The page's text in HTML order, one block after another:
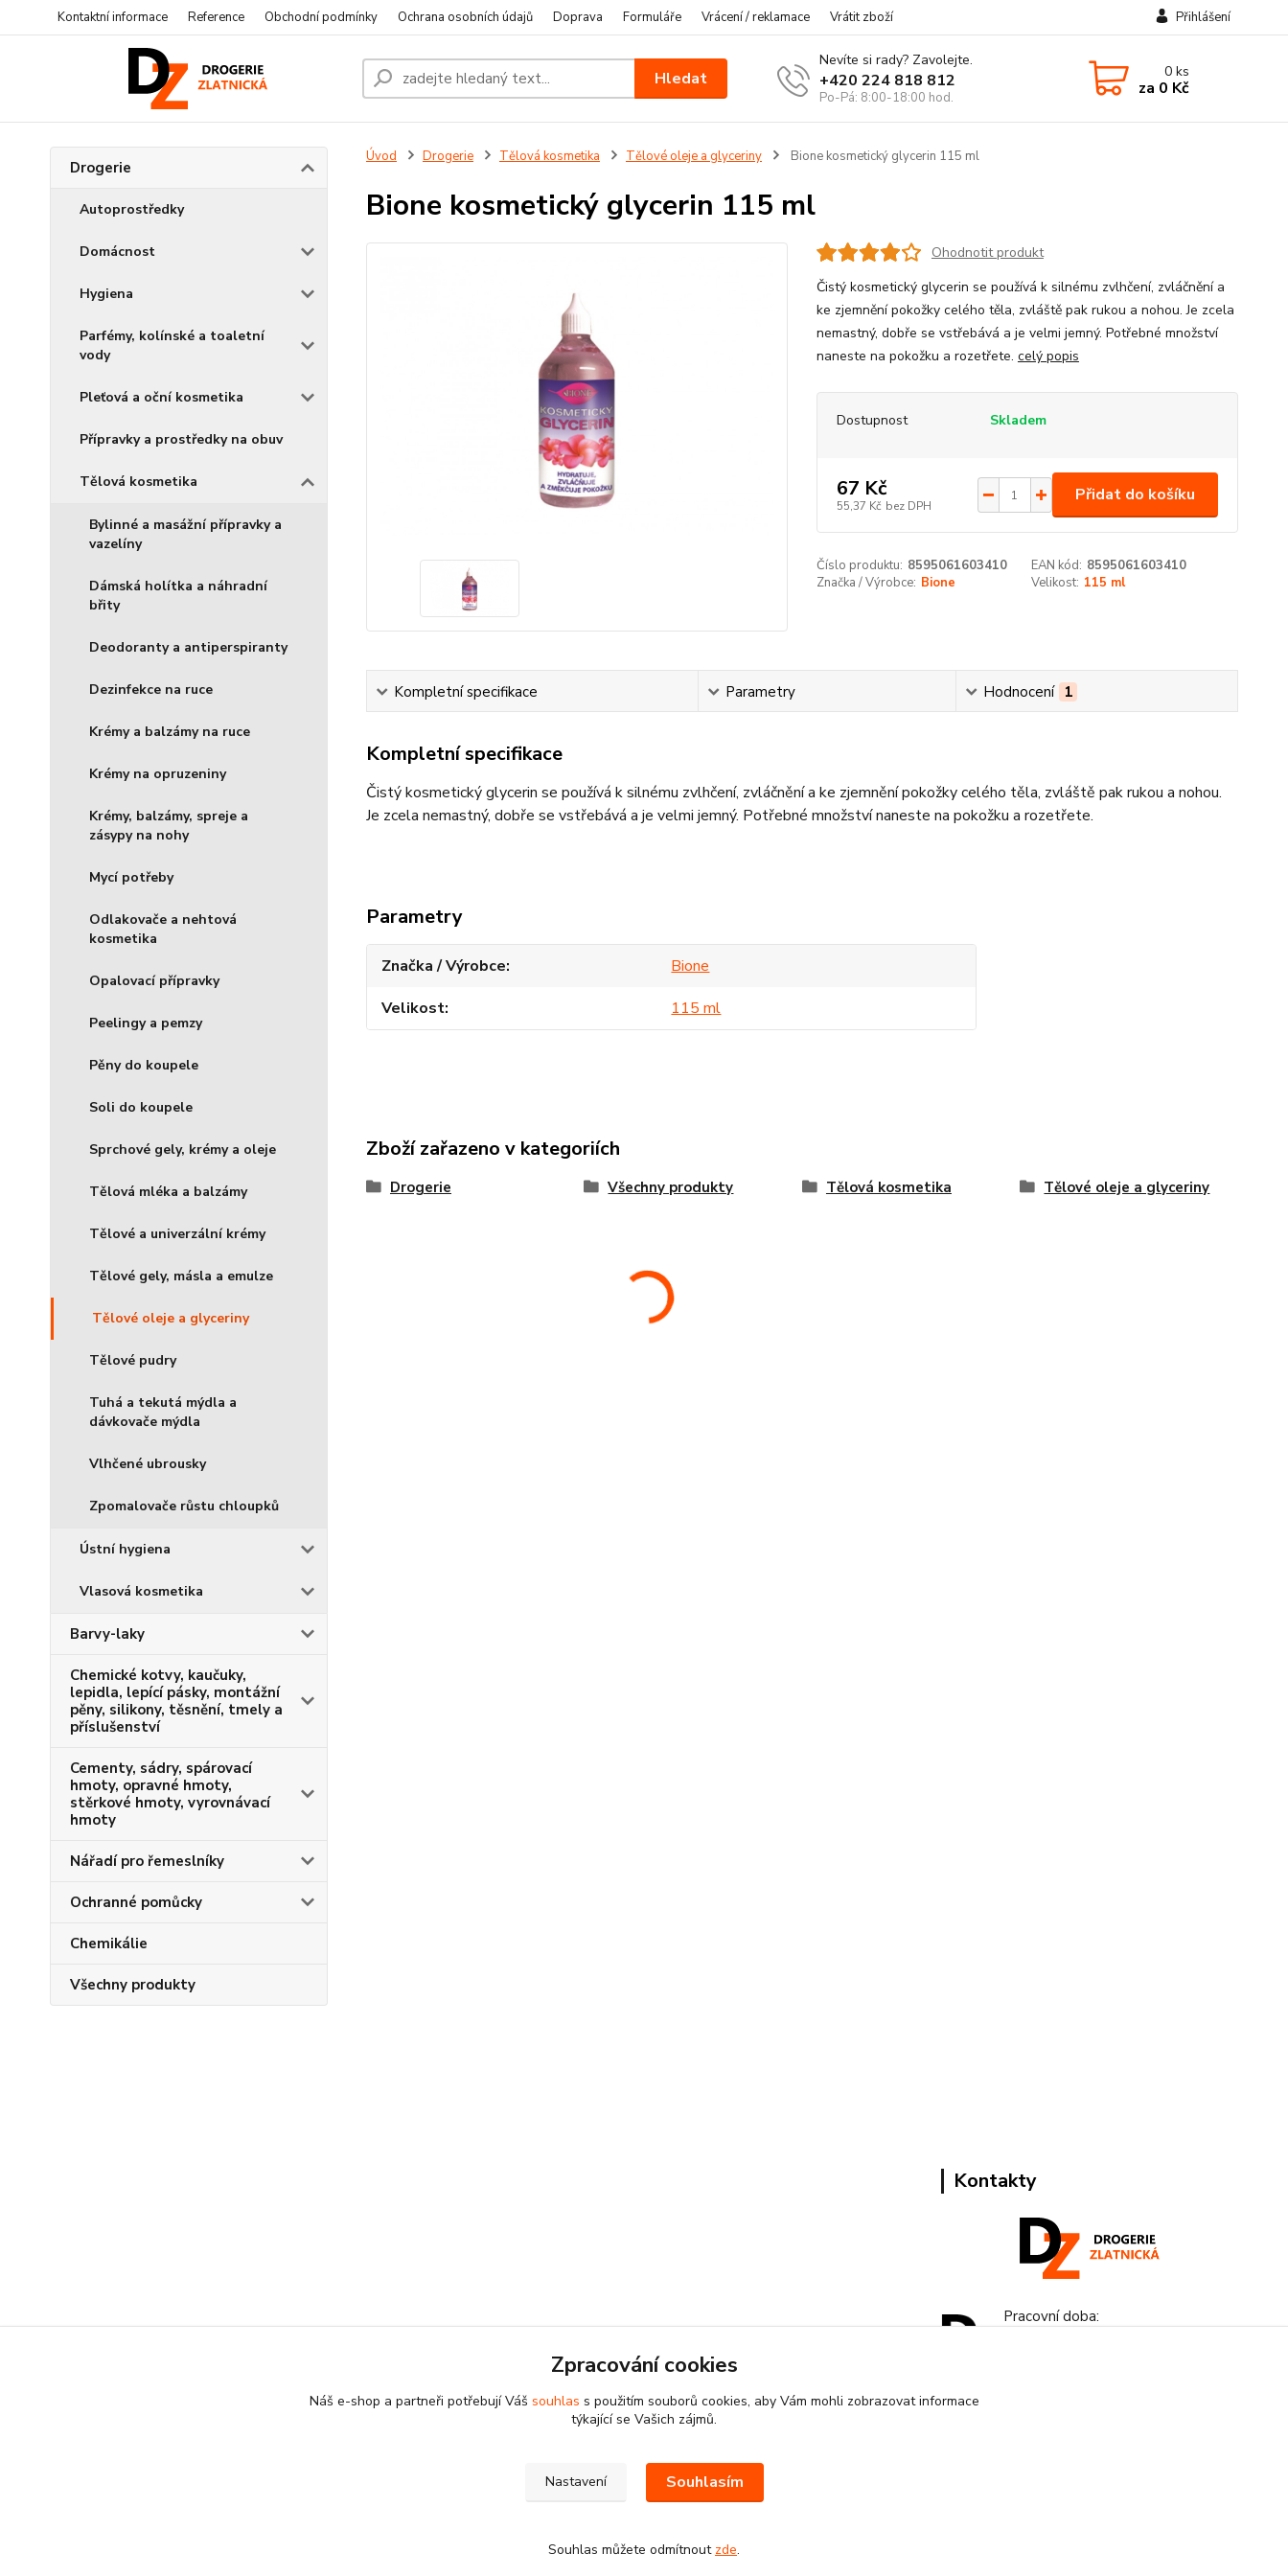
Kontaktní informace Reference Obchodní podmínky Ochrana osobních údajů Doprava Formuláře Vrácení / reklamace Vrátit zboží Přihlášení
Hledat
Nevíte si rady? Zavolejte.
+420 224 818 812
Po-Pá: 8:00-18:00 hod.
0ks
za 0 Kč
Drogerie
Autoprostředky
Domácnost
Hygiena
Parfémy, kolínské a toaletní
vody
Pleťová a oční kosmetika
Přípravky a prostředky na obuv
Tělová kosmetika
Bylinné a masážní přípravky a
vazelíny
Dámská holítka a náhradní
břity
Deodoranty a antiperspiranty
Dezinfekce na ruce
Krémy a balzámy na ruce
Krémy na opruzeniny
Krémy, balzámy, spreje a
zásypy na nohy
Mycí potřeby
Odlakovače a nehtová
kosmetika
Opalovací přípravky
Peelingy a pemzy
Pěny do koupele
Soli do koupele
Sprchové gely, krémy a oleje
Tělová mléka a balzámy
Tělové a univerzální krémy
Tělové gely, másla a emulze
Tělové oleje a glyceriny
Tělové pudry
Tuhá a tekutá mýdla a
dávkovače mýdla
Vlhčené ubrousky
Zpomalovače růstu chloupků
Ústní hygiena
Vlasová kosmetika
Barvy-laky
Chemické kotvy, kaučuky,
lepidla, lepící pásky, montážní
pěny, silikony, těsnění, tmely a
příslušenství
Cementy, sádry, spárovací
hmoty, opravné hmoty,
stěrkové hmoty, vyrovnávací
hmoty
Nářadí pro řemeslníky
Ochranné pomůcky
Chemikálie
Všechny produkty
Úvod Drogerie Tělová kosmetika Tělové oleje a glyceriny Bione kosmetický glycerin 115 ml
Bione kosmetický glycerin 115 ml
Ohodnotit produkt
Čistý kosmetický glycerin se používá k silnému zvlhčení, zvláčnění a
ke zjemnění pokožky celého těla, zvláště pak rukou a nohou. Je zcela
nemastný, dobře se vstřebává a je velmi jemný. Potřebné množství
naneste na pokožku a rozetřete. celý popis
Dostupnost Skladem
67 Kč
55,37 Kč bez DPH
Přidat do košíku
Číslo produktu: 8595061603410 EAN kód: 8595061603410
Značka / Výrobce: Bione Velikost: 115 ml
Kompletní specifikace Parametry Hodnocení 1
Kompletní specifikace
Čistý kosmetický glycerin se používá k silnému zvlhčení, zvláčnění a ke zjemnění pokožky celého těla, zvláště pak rukou a nohou.
Je zcela nemastný, dobře se vstřebává a je velmi jemný. Potřebné množství naneste na pokožku a rozetřete.
Parametry
Značka / Výrobce
Bione
Velikost
115 ml
Zboží zařazeno v kategoriích
Drogerie Všechny produkty Tělová kosmetika Tělové oleje a glyceriny
Kontakty
Pracovní doba:
info@drogeriezlatnicka.cz
Zpracování cookies
Náš e-shop a partneři potřebují Váš souhlas s použitím souborů cookies, aby Vám mohli zobrazovat informace
týkající se Vašich zájmů.
Nastavení Souhlasím
Souhlas můžete odmítnout zde.